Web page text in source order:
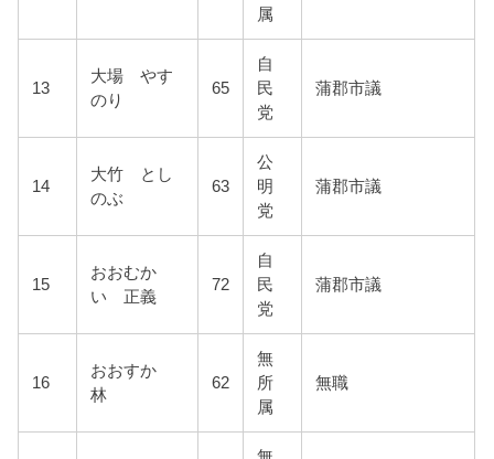
属
13
大場 やす
のり
65
自
民
党
蒲郡市議
14
大竹 とし
のぶ
63
公
明
党
蒲郡市議
15
おおむか
い 正義
72
自
民
党
蒲郡市議
16
おおすか
林
62
無
所
属
無職